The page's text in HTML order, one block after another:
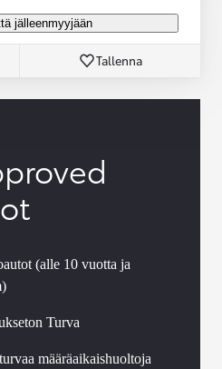
jälleenmyyjään
Tallenna
(alle 10 vuotta ja
Turva
määräaikaishuoltoja